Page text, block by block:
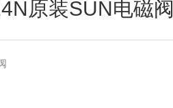
原装SUN电磁阀